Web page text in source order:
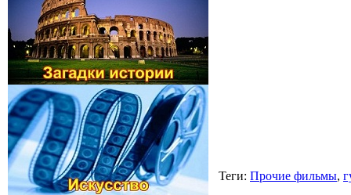
Теги: Прочие фильмы,